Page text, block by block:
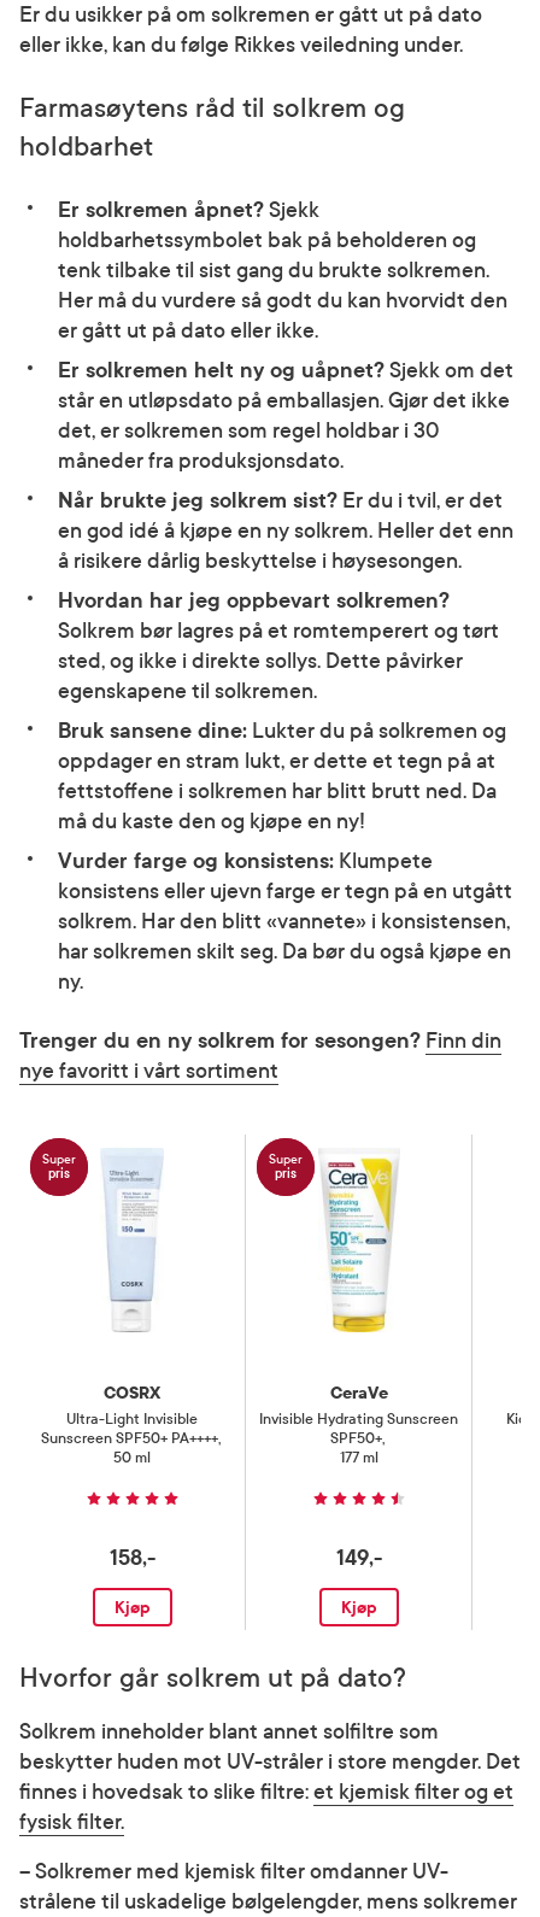
Er du usikker på om solkremen er gått ut på dato
eller ikke, kan du følge Rikkes veiledning under.
Farmasøytens råd til solkrem og
holdbarhet
Er solkremen åpnet?Sjekk
holdbarhetssymbolet bak på beholderen og
tenk tilbake til sist gang du brukte solkremen.
Her må du vurdere så godt du kan hvorvidt den
er gått ut på dato eller ikke.
Er solkremen helt ny og uåpnet?Sjekk om det
står en utløpsdato på emballasjen. Gjør det ikke
det, er solkremen som regel holdbar i 30
måneder fra produksjonsdato.
Når brukte jeg solkrem sist? Er du i tvil, er det
en god idé å kjøpe en ny solkrem. Heller det enn
å risikere dårlig beskyttelse i høysesongen.
Hvordan har jeg oppbevart solkremen?
Solkrem bør lagres på et romtemperert og tørt
sted, og ikke i direkte sollys. Dette påvirker
egenskapene til solkremen.
Bruk sansene dine: Lukter du på solkremen og
oppdager en stram lukt, er dette et tegn på at
fettstoffene i solkremen har blitt brutt ned. Da
må du kaste den og kjøpe en ny!
Vurder farge og konsistens: Klumpete
konsistens eller ujevn farge er tegn på en utgått
solkrem. Har den blitt «vannete» i konsistensen,
har solkremen skilt seg. Da bør du også kjøpe en
ny.
Trenger du en ny solkrem for sesongen? Finn din
nye favoritt i vårt sortiment
Super
pris
COSRX
Ultra-Light Invisible
Sunscreen SPF50+ PA++++,
50 ml
158,-
Kjøp
Super
pris
CeraVe
Invisible Hydrating Sunscreen
SPF50+,
177 ml
149,-
Kjøp
Kids
Hvorfor går solkrem ut på dato?
Solkrem inneholder blant annet solfiltre som
beskytter huden mot UV-stråler i store mengder. Det
finnes i hovedsak to slike filtre:et kjemisk filter og et
fysisk filter.
– Solkremer med kjemisk filter omdanner UV-
strålene til uskadelige bølgelengder, mens solkremer